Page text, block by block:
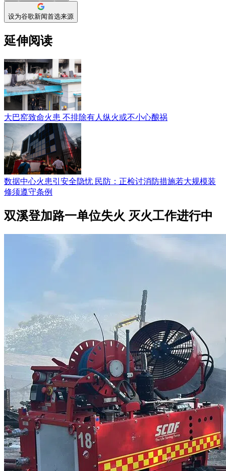
设为谷歌新闻首选来源
延伸阅读
大巴窑致命火患 不排除有人纵火或不小心酿祸
数据中心火患引安全隐忧 民防：正检讨消防措施若大规模装
修须遵守条例
双溪登加路一单位失火 灭火工作进行中